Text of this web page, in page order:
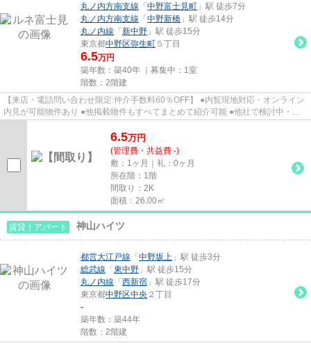
丸ノ内方南支線 「 中野富士見町 」駅 徒歩7分
丸ノ内方南支線 「 中野新橋 」駅 徒歩14分
丸ノ内線 「 新中野 」駅 徒歩15分
東京都中野区弥生町 ５丁目
6.5万円
築年数：築40年 ｜募集中： 1室
階数：2階建
【来店・電話問い合わせ限定:仲介手数料60％OFF】 ●内覧現地対応・オンライン
内見が可能物件あり ●他掲載物件もすべてまとめて紹介可能 ●他社で検討中・申
6.5万円
(管理費・共益費 -)
敷：1ヶ月｜礼：0ヶ月
所在階：1階
間取り：2K
面積：26.00㎡
賃貸｜アパート 神山ハイツ
都営大江戸線 「 中野坂上 」駅 徒歩3分
総武線 「 東中野 」駅 徒歩15分
丸ノ内線 「 西新宿 」駅 徒歩17分
東京都中野区中央 ２丁目
-
築年数：築44年
階数：2階建